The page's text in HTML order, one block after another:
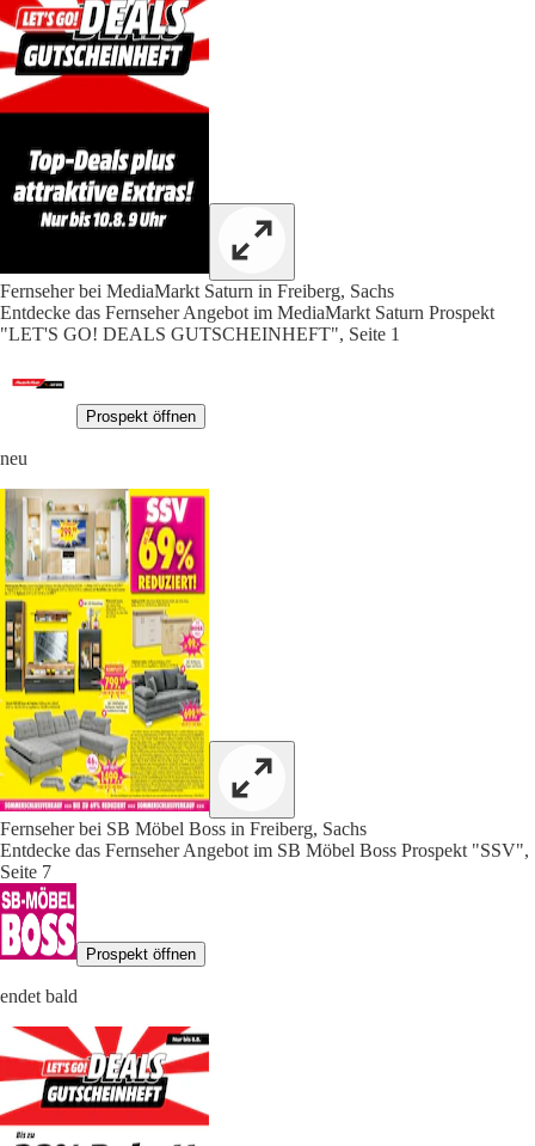
Fernseher bei MediaMarkt Saturn in Freiberg, Sachs
Entdecke das Fernseher Angebot im MediaMarkt Saturn Prospekt
"LET'S GO! DEALS GUTSCHEINHEFT", Seite 1
Prospekt öffnen
neu
Fernseher bei SB Möbel Boss in Freiberg, Sachs
Entdecke das Fernseher Angebot im SB Möbel Boss Prospekt "SSV",
Seite 7
Prospekt öffnen
endet bald